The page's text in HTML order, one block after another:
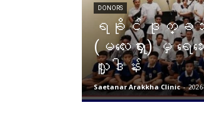
DONORS
ရခိုင် ဒုက္ခသည်
(မလေးရှား) မှ
လှူဒါန်း
Saetanar Arakkha Clinic -